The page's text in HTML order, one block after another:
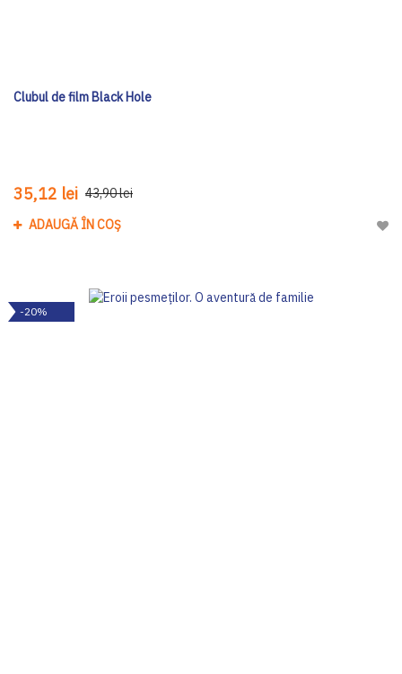
Clubul de film Black Hole
35,12 lei 43,90 lei
ADAUGĂ ÎN COȘ
-20%